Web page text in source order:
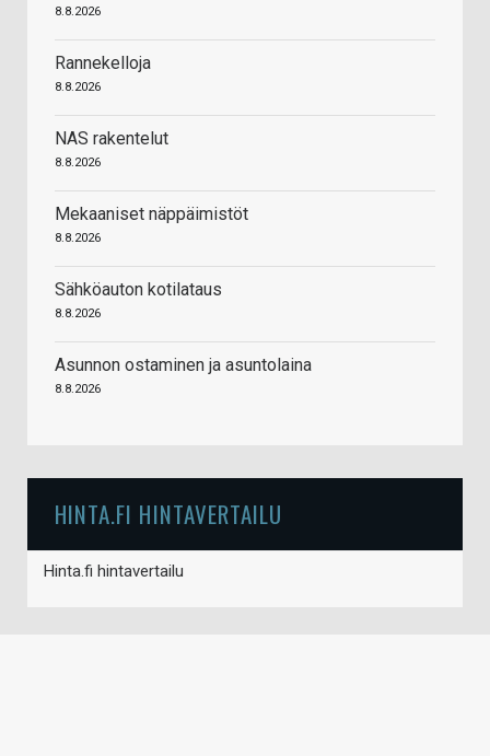
8.8.2026
Rannekelloja
8.8.2026
NAS rakentelut
8.8.2026
Mekaaniset näppäimistöt
8.8.2026
Sähköauton kotilataus
8.8.2026
Asunnon ostaminen ja asuntolaina
8.8.2026
HINTA.FI HINTAVERTAILU
Hinta.fi hintavertailu